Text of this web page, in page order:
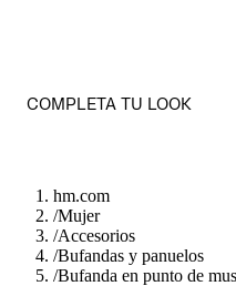
COMPLETA TU LOOK
hm.com
/Mujer
/Accesorios
/Bufandas y panuelos
/Bufanda en punto de